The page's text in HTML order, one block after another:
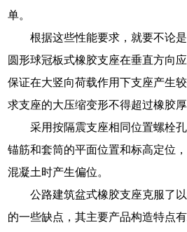
单。
根据这些性能要求，就要不论
圆形球冠板式橡胶支座在垂直方向
保证在大竖向荷载作用下支座产生
求支座的大压缩变形不得超过橡胶厚
采用按隔震支座相同位置螺栓
锚筋和套筒的平面位置和标高定位
混凝土时产生偏位。
公路建筑盆式橡胶支座克服了
的一些缺点，其主要产品构造特点